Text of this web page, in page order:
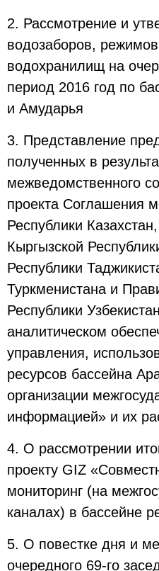
2. Рассмотрение и
водозаборов,
водохранилищ на
период 2016 год по
и Амударья
3. Представление
полученных в
межведомственного
проекта Соглашения
Республики
Кыргызской
Республики
Туркменистана и
Республики
аналитическом
управления,
ресурсов бассейна
организации
информацией» и их
4. О рассмотрении
проекту GIZ
мониторинг (на
каналах) в бассейне
5. О повестке дня и
очередного 69-го